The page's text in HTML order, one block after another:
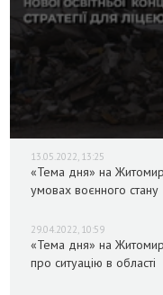
13.05.2022, 13:25
«Тема дня» на
умовах воєнного стану
29.04.2022, 10:59
«Тема дня» на
про ситуацію в області